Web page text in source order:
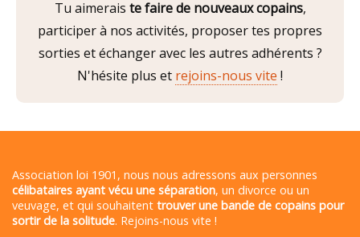
Tu aimerais te faire de nouveaux copains,
participer à nos activités, proposer tes propres
sorties et échanger avec les autres adhérents ?
N'hésite plus et rejoins-nous vite !
Association loi 1901, nous nous adressons aux personnes
célibataires ayant vécu une séparation, un divorce ou un
veuvage, et qui souhaitent trouver une bande de copains pour
sortir de la solitude. Rejoins-nous vite !